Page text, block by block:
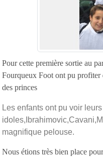
Pour cette première sortie au
Fourqueux Foot ont pu profiter
des princes
Les enfants ont pu voir leurs
magnifique pelouse.
Nous étions très bien place